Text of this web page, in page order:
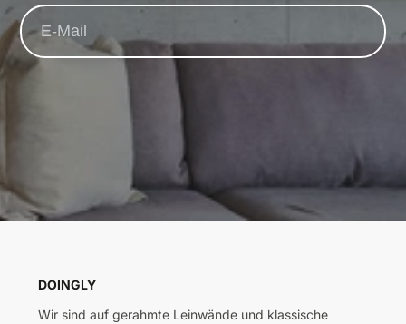
DOINGLY
Wir sind auf gerahmte Leinwände und klassische